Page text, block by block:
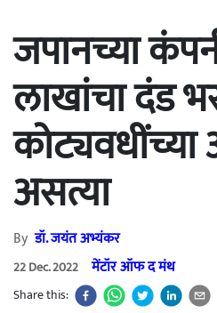
जपानच्या
लाखांचा दंड
कोट्यवधींच्या
असत्या
Byडॉ. जयंत अभ्यंकर
22 Dec. 2022 मेंटॉर ऑफ द मंथ
Share this: